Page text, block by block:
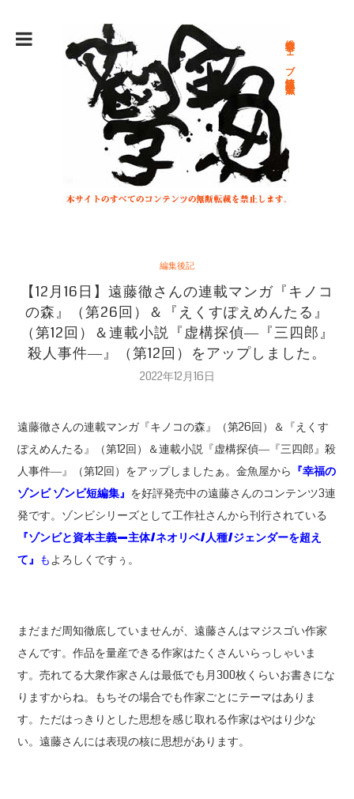
総合文学ウェブ情報誌 文学金魚
編集後記
【12月16日】遠藤徹さんの連載マンガ『キノコ
の森』（第26回）＆『えくすぽえめんたる』
（第12回）＆連載小説『虚構探偵―『三四郎』
殺人事件―』（第12回）をアップしました。
2022年12月16日
遠藤徹さんの連載マンガ『キノコの森』（第26回）＆『えくす
ぽえめんたる』（第12回）＆連載小説『虚構探偵―『三四郎』殺
人事件―』（第12回）をアップしましたぁ。金魚屋から 『幸福の
ゾンビ ゾンビ短編集』 を好評発売中の遠藤さんのコンテンツ3連
発です。ゾンビシリーズとして工作社さんから刊行されている
『ゾンビと資本主義—主体/ネオリベ/人種/ジェンダーを超え
て』 もよろしくですぅ。
まだまだ周知徹底していませんが、遠藤さんはマジスゴい作家
さんです。作品を量産できる作家はたくさんいらっしゃいま
す。売れてる大衆作家さんは最低でも月300枚くらいお書きにな
りますからね。もちその場合でも作家ごとにテーマはありま
す。ただはっきりとした思想を感じ取れる作家はやはり少な
い。遠藤さんには表現の核に思想があります。